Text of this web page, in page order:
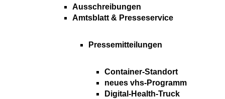
Ausschreibungen
Amtsblatt & Presseservice
Pressemitteilungen
Container-Standort
neues vhs-Programm
Digital-Health-Truck